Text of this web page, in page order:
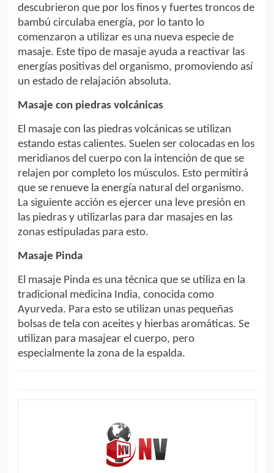
descubrieron que por los finos y fuertes troncos de
bambú circulaba energía, por lo tanto lo
comenzaron a utilizar es una nueva especie de
masaje. Este tipo de masaje ayuda a reactivar las
energías positivas del organismo, promoviendo así
un estado de relajación absoluta.
Masaje con piedras volcánicas
El masaje con las piedras volcánicas se utilizan
estando estas calientes. Suelen ser colocadas en los
meridianos del cuerpo con la intención de que se
relajen por completo los músculos. Esto permitirá
que se renueve la energía natural del organismo.
La siguiente acción es ejercer una leve presión en
las piedras y utilizarlas para dar masajes en las
zonas estipuladas para esto.
Masaje Pinda
El masaje Pinda es una técnica que se utiliza en la
tradicional medicina India, conocida como
Ayurveda. Para esto se utilizan unas pequeñas
bolsas de tela con aceites y hierbas aromáticas. Se
utilizan para masajear el cuerpo, pero
especialmente la zona de la espalda.